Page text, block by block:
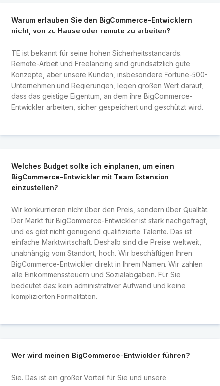
Warum erlauben Sie den BigCommerce-Entwicklern
nicht, von zu Hause oder remote zu arbeiten?
TE ist bekannt für seine hohen Sicherheitsstandards.
Remote-Arbeit und Freelancing sind grundsätzlich gute
Konzepte, aber unsere Kunden, insbesondere Fortune-500-
Unternehmen und Regierungen, legen großen Wert darauf,
dass das geistige Eigentum, an dem ihre BigCommerce-
Entwickler arbeiten, sicher gespeichert und geschützt wird.
Welches Budget sollte ich einplanen, um einen
BigCommerce-Entwickler mit Team Extension
einzustellen?
Wir konkurrieren nicht über den Preis, sondern über Qualität.
Der Markt für BigCommerce-Entwickler ist stark nachgefragt,
und es gibt nicht genügend qualifizierte Talente. Das ist
einfache Marktwirtschaft. Deshalb sind die Preise weltweit,
unabhängig vom Standort, hoch. Wir beschäftigen Ihren
BigCommerce-Entwickler direkt in Ihrem Namen. Wir zahlen
alle Einkommenssteuern und Sozialabgaben. Für Sie
bedeutet das: kein administrativer Aufwand und keine
komplizierten Formalitäten.
Wer wird meinen BigCommerce-Entwickler führen?
Sie. Das ist ein großer Vorteil für Sie und unsere